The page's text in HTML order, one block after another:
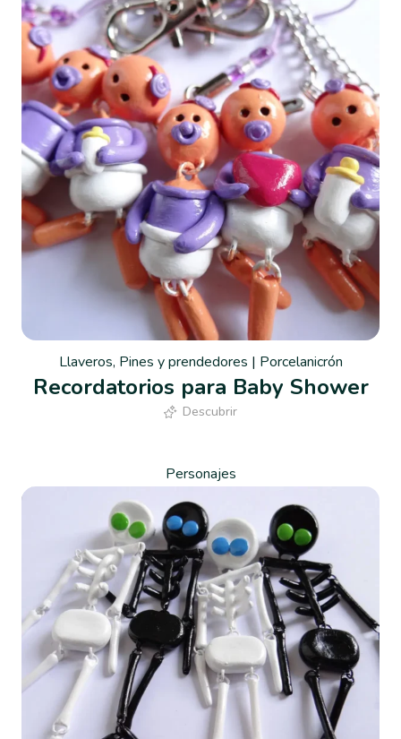
Llaveros, Pines y prendedores | Porcelanicrón
Recordatorios para Baby Shower
Descubrir
Personajes